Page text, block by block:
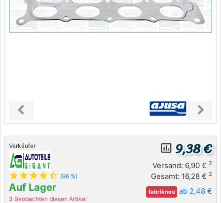
chevron_leftPrevious chevron_right
Next
Verkäufer
star star star star star_half (96 %)
Auf Lager
3 Beobachten diesen Artikel
insert_chart_outlined 9,38 €
Versand: 6,90 € 2
Gesamt: 16,28 € 2
fabrikneu ab 2,48 €